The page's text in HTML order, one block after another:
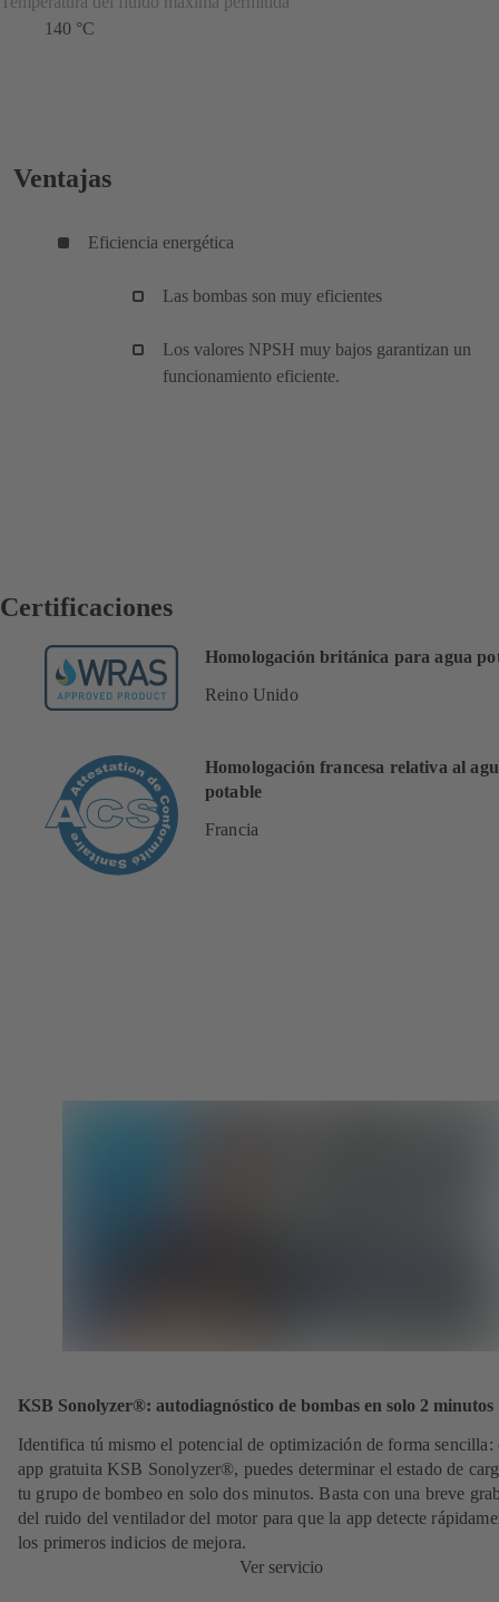
140 °C
Ventajas
Eficiencia energética
Las bombas son muy eficientes
Los valores NPSH muy bajos garantizan un
funcionamiento eficiente.
Certificaciones
Homologación británica para agua
Reino Unido
Homologación francesa relativa al
potable
Francia
KSB Sonolyzer®: autodiagnóstico de bombas en solo 2 minutos
Identifica tú mismo el potencial de optimización de forma sencilla:
app gratuita KSB Sonolyzer®, puedes determinar el estado de
tu grupo de bombeo en solo dos minutos. Basta con una breve
del ruido del ventilador del motor para que la app detecte
los primeros indicios de mejora.
Ver servicio